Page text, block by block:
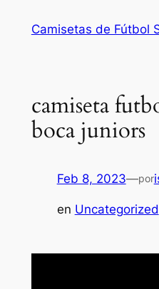
Camisetas de Fútbol
camiseta
boca juniors
Feb 8, 2023—por
en Uncategorized